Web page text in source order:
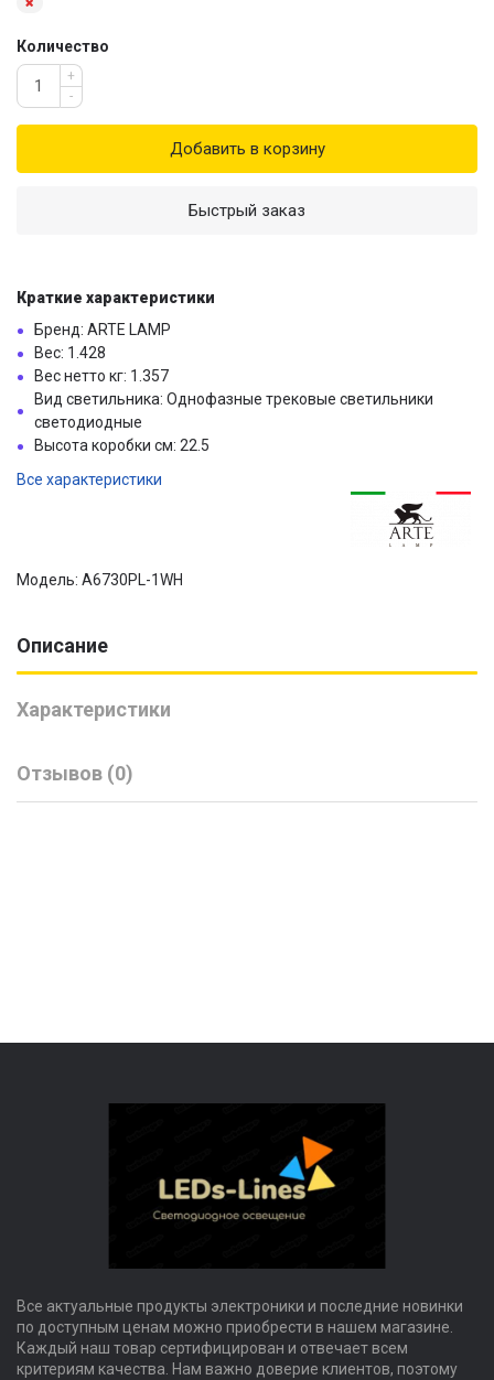
Количество
+
-
Добавить в корзину
Быстрый заказ
Краткие характеристики
Бренд: ARTE LAMP
Вес: 1.428
Вес нетто кг: 1.357
Вид светильника: Однофазные трековые светильники
светодиодные
Высота коробки см: 22.5
Все характеристики
Модель: A6730PL-1WH
Описание
Характеристики
Отзывов (0)
Все актуальные продукты электроники и последние новинки
по доступным ценам можно приобрести в нашем магазине.
Каждый наш товар сертифицирован и отвечает всем
критериям качества. Нам важно доверие клиентов, поэтому